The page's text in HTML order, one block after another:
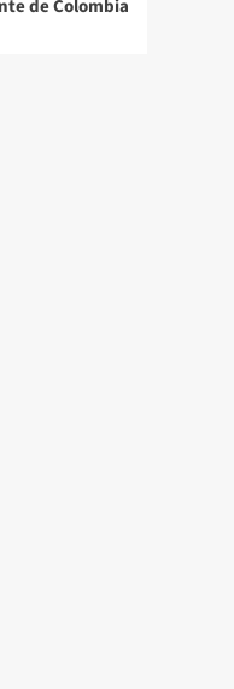
de Colombia